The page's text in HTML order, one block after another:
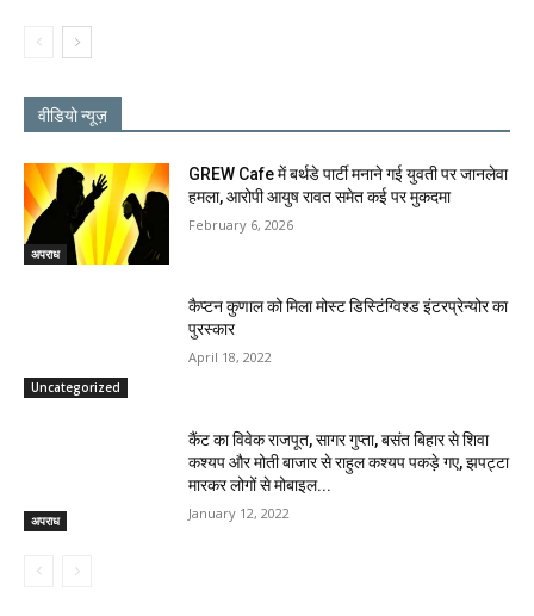
वीडियो न्यूज़
अपराध
GREW Cafe में बर्थडे पार्टी मनाने गई युवती पर जानलेवा
हमला, आरोपी आयुष रावत समेत कई पर मुकदमा
February 6, 2026
Uncategorized
कैप्टन कुणाल को मिला मोस्ट डिस्टिंग्विश्ड इंटरप्रेन्योर का
पुरस्कार
April 18, 2022
अपराध
कैंट का विवेक राजपूत, सागर गुप्ता, बसंत बिहार से शिवा
कश्यप और मोती बाजार से राहुल कश्यप पकड़े गए, झपट्टा
मारकर लोगों से मोबाइल...
January 12, 2022